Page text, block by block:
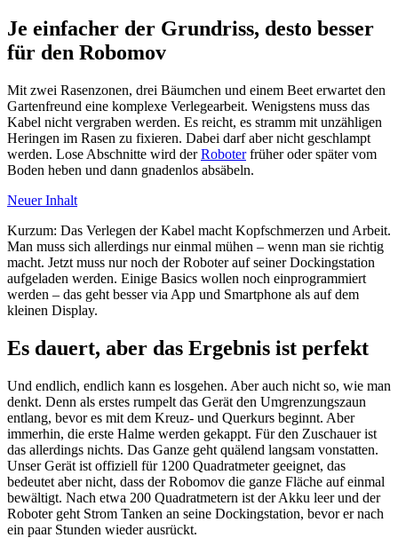
Je einfacher der Grundriss, desto besser
für den Robomov
Mit zwei Rasenzonen, drei Bäumchen und einem Beet erwartet den
Gartenfreund eine komplexe Verlegearbeit. Wenigstens muss das
Kabel nicht vergraben werden. Es reicht, es stramm mit unzähligen
Heringen im Rasen zu fixieren. Dabei darf aber nicht geschlampt
werden. Lose Abschnitte wird derRoboterfrüher oder später vom
Boden heben und dann gnadenlos absäbeln.
Neuer Inhalt
Kurzum: Das Verlegen der Kabel macht Kopfschmerzen und Arbeit.
Man muss sich allerdings nur einmal mühen – wenn man sie richtig
macht. Jetzt muss nur noch der Roboter auf seiner Dockingstation
aufgeladen werden. Einige Basics wollen noch einprogrammiert
werden – das geht besser via App und Smartphone als auf dem
kleinen Display.
Es dauert, aber das Ergebnis ist perfekt
Und endlich, endlich kann es losgehen. Aber auch nicht so, wie man
denkt. Denn als erstes rumpelt das Gerät den Umgrenzungszaun
entlang, bevor es mit dem Kreuz- und Querkurs beginnt. Aber
immerhin, die erste Halme werden gekappt. Für den Zuschauer ist
das allerdings nichts. Das Ganze geht quälend langsam vonstatten.
Unser Gerät ist offiziell für 1200 Quadratmeter geeignet, das
bedeutet aber nicht, dass der Robomov die ganze Fläche auf einmal
bewältigt. Nach etwa 200 Quadratmetern ist der Akku leer und der
Roboter geht Strom Tanken an seine Dockingstation, bevor er nach
ein paar Stunden wieder ausrückt.